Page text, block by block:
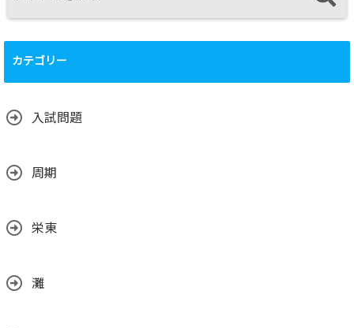
カテゴリー
入試問題
周期
栄東
灘